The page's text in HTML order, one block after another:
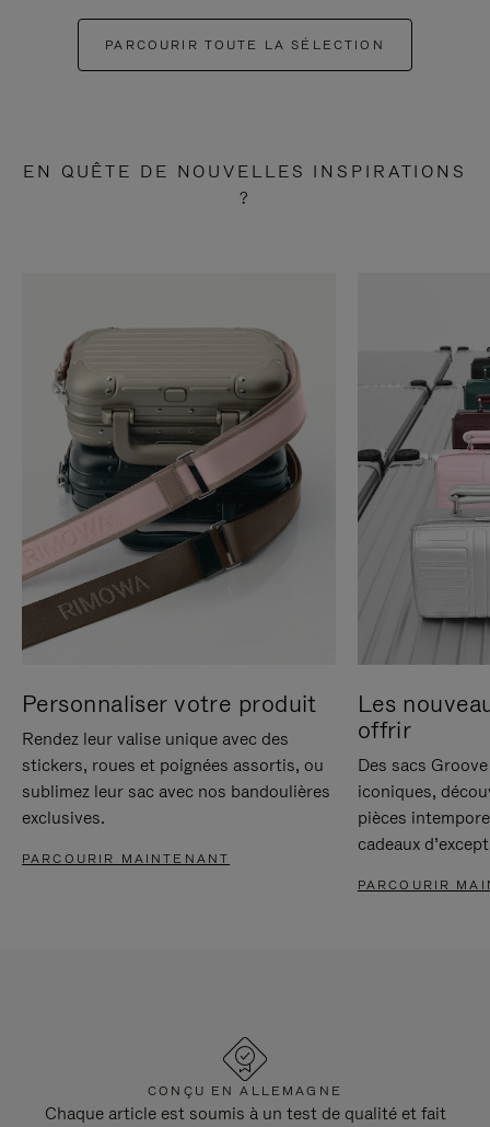
PARCOURIR TOUTE LA SÉLECTION
EN QUÊTE DE NOUVELLES INSPIRATIONS
?
Personnaliser votre produit
Rendez leur valise unique avec des
stickers, roues et poignées assortis, ou
sublimez leur sac avec nos bandoulières
exclusives.
PARCOURIR MAINTENANT
Les
offrir
Des sacs
iconiques,
pièces
cadeaux
PARCOURIR
CONÇU EN ALLEMAGNE
Chaque article est soumis à un test de qualité et fait